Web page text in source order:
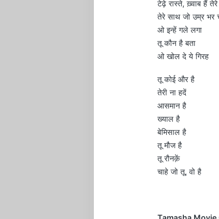
टेढ़े रास्ते, ख़्वाब हैं तेरे
तेरे साथ जो उम्र भर
ओ इन्हें गले लगा
तू कौन है बता
ओ खोल दे ये गिरह
तू कोई और है
तेरी ना हदें
आसमान है
ख्याल है
बेमिसाल है
तू मौज है
तू रौनक़ें
चाहे जो तू, वो है